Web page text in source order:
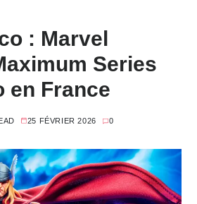
: Marvel
Series
en France
25 FÉVRIER 2026 0